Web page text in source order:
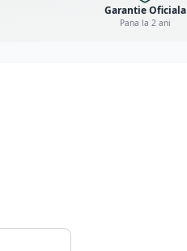
Garantie Oficiala
Pana la 2 ani